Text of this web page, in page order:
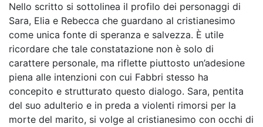
Nello scritto si sottolinea il profilo dei personaggi di
Sara, Elia e Rebecca che guardano al cristianesimo
come unica fonte di speranza e salvezza. È utile
ricordare che tale constatazione non è solo di
carattere personale, ma riflette piuttosto un’adesione
piena alle intenzioni con cui Fabbri stesso ha
concepito e strutturato questo dialogo. Sara, pentita
del suo adulterio e in preda a violenti rimorsi per la
morte del marito, si volge al cristianesimo con occhi di